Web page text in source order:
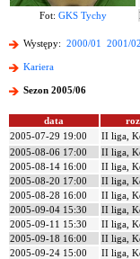
Fot: GKS Tychy
Występy: 2000/01 2001/02
Kariera
Sezon 2005/06
data
2005-07-29 19:00
II liga,
2005-08-06 17:00
II liga,
2005-08-14 16:00
II liga,
2005-08-20 17:00
II liga,
2005-08-28 16:00
II liga,
2005-09-04 15:30
II liga,
2005-09-11 15:30
II liga,
2005-09-18 16:00
II liga,
2005-09-24 15:00
II liga,